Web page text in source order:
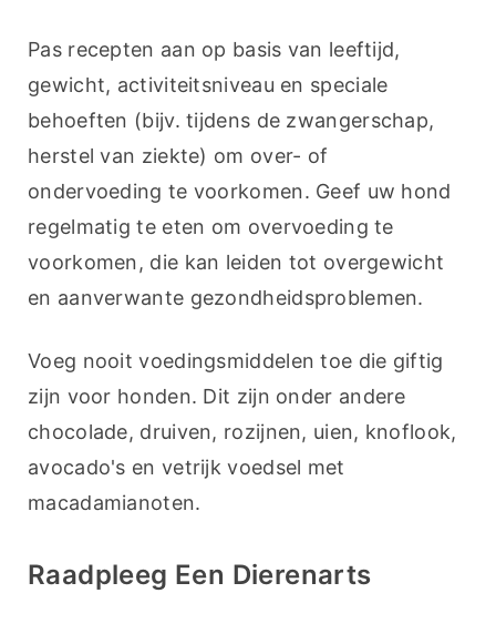
Pas recepten aan op basis van leeftijd,
gewicht, activiteitsniveau en speciale
behoeften (bijv. tijdens de zwangerschap,
herstel van ziekte) om over- of
ondervoeding te voorkomen. Geef uw hond
regelmatig te eten om overvoeding te
voorkomen, die kan leiden tot overgewicht
en aanverwante gezondheidsproblemen.
Voeg nooit voedingsmiddelen toe die giftig
zijn voor honden. Dit zijn onder andere
chocolade, druiven, rozijnen, uien, knoflook,
avocado's en vetrijk voedsel met
macadamianoten.
Raadpleeg Een Dierenarts